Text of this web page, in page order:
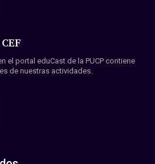
el portal eduCast de la PUCP contiene
de nuestras actividades.